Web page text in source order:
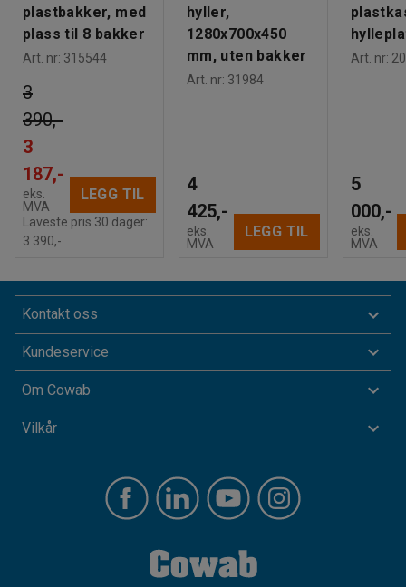
plastbakker, med
plass til 8 bakker
Art. nr: 315544
3
187,-
3
390,-
eks.
MVA
LEGG TIL
Laveste pris 30 dager:
3 390,-
hyller,
1280x700x450
mm, uten bakker
Art. nr: 31984
4
425,-
eks.
MVA
LEGG TIL
Art. nr:
5
000,-
eks.
MVA
Kontakt oss
Kundeservice
Om Cowab
Vilkår